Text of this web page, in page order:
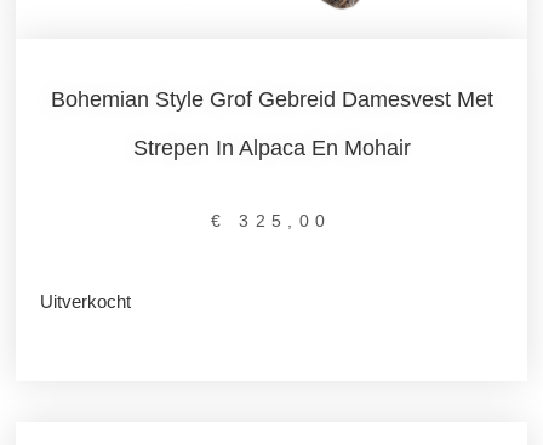
Bohemian Style Grof Gebreid Damesvest Met
Strepen In Alpaca En Mohair
€ 325,00
Uitverkocht